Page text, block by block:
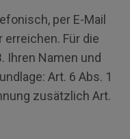
per E-Mail
Für die
Ihren Namen und
Art. 6 Abs. 1
zusätzlich Art.